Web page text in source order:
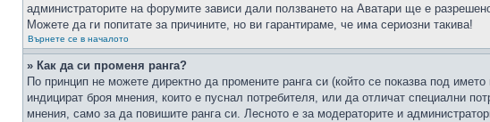
администраторите на форумите зависи дали ползването на Аватари ще е
Можете да ги попитате за причините, но ви гарантираме, че има сериозни такива!
Върнете се в началото
» Как да си променя ранга?
По принцип не можете директно да промените ранга си (който се показва под
индицират броя мнения, които е пуснал потребителя, или да отличат специални
мнения, само за да повишите ранга си. Лесното е за модераторите и